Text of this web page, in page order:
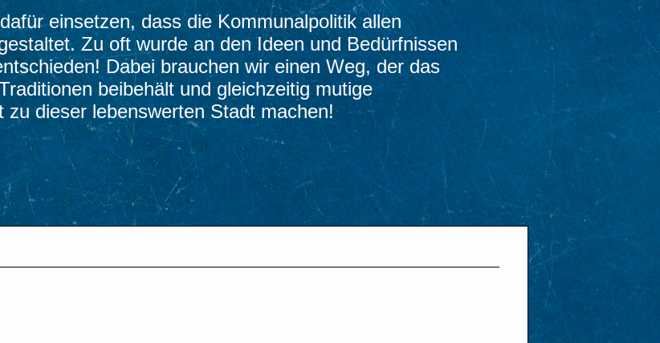
einsetzen, dass die Kommunalpolitik allen
Zu oft wurde an den Ideen und Bedürfnissen
Dabei brauchen wir einen Weg, der das
beibehält und gleichzeitig mutige
dieser lebenswerten Stadt machen!